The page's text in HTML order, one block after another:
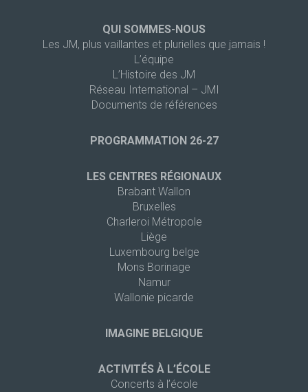
QUI SOMMES-NOUS
Les JM, plus vaillantes et plurielles que jamais !
L’équipe
L’Histoire des JM
Réseau International – JMI
Documents de références
PROGRAMMATION 26-27
LES CENTRES RÉGIONAUX
Brabant Wallon
Bruxelles
Charleroi Métropole
Liège
Luxembourg belge
Mons Borinage
Namur
Wallonie picarde
IMAGINE BELGIQUE
ACTIVITÉS À L’ÉCOLE
Concerts à l’école